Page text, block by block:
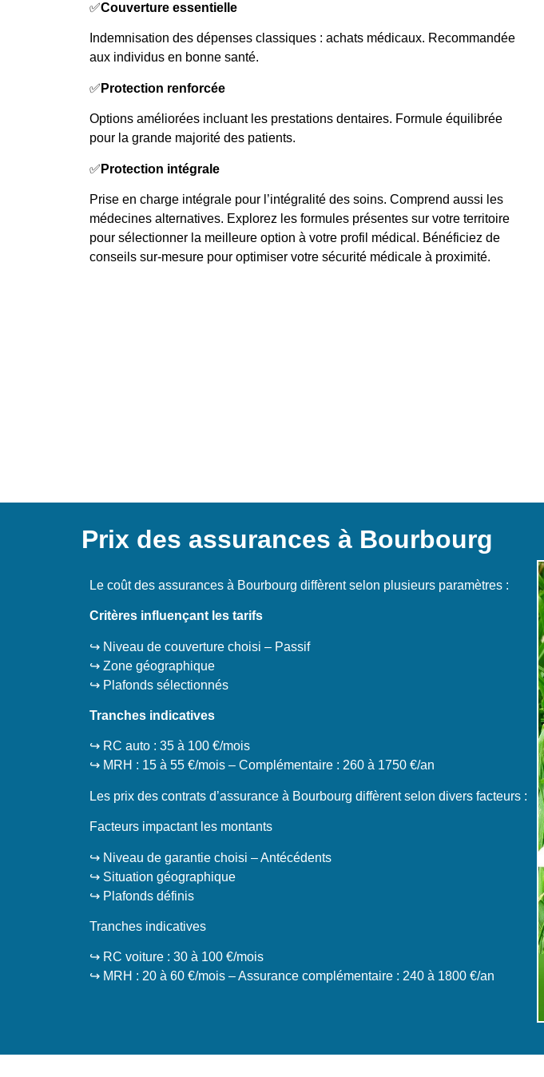
✅Couverture essentielle
Indemnisation des dépenses classiques : achats médicaux. Recommandée
aux individus en bonne santé.
✅ Protection renforcée
Options améliorées incluant les prestations dentaires. Formule équilibrée
pour la grande majorité des patients.
✅ Protection intégrale
Prise en charge intégrale pour l’intégralité des soins. Comprend aussi les
médecines alternatives. Explorez les formules présentes sur votre territoire
pour sélectionner la meilleure option à votre profil médical. Bénéficiez de
conseils sur-mesure pour optimiser votre sécurité médicale à proximité.
Prix des assurances à Bourbourg
Le coût des assurances à Bourbourg diffèrent selon plusieurs paramètres :
Critères influençant les tarifs
↪️ Niveau de couverture choisi – Passif
↪️ Zone géographique
↪️ Plafonds sélectionnés
Tranches indicatives
↪️ RC auto : 35 à 100 €/mois
↪️ MRH : 15 à 55 €/mois – Complémentaire : 260 à 1750 €/an
Les prix des contrats d’assurance à Bourbourg diffèrent selon divers facteurs :
Facteurs impactant les montants
↪️ Niveau de garantie choisi – Antécédents
↪️ Situation géographique
↪️ Plafonds définis
Tranches indicatives
↪️ RC voiture : 30 à 100 €/mois
↪️ MRH : 20 à 60 €/mois – Assurance complémentaire : 240 à 1800 €/an